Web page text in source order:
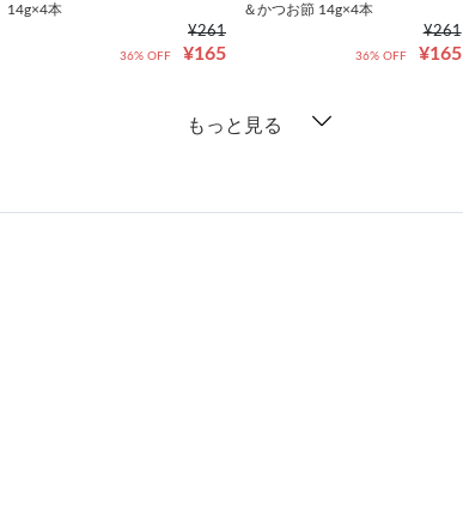
14g×4本
¥261
¥165
36% OFF
＆かつお節 14g×4本
¥261
¥165
36% OFF
もっと見る